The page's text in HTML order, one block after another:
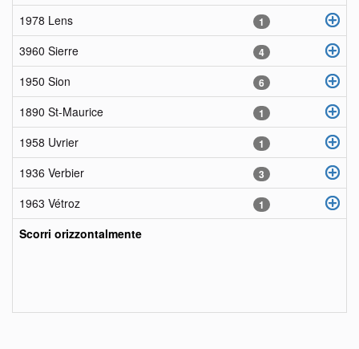
1978 Lens 1
3960 Sierre 4
1950 Sion 6
1890 St-Maurice 1
1958 Uvrier 1
1936 Verbier 3
1963 Vétroz 1
Scorri orizzontalmente